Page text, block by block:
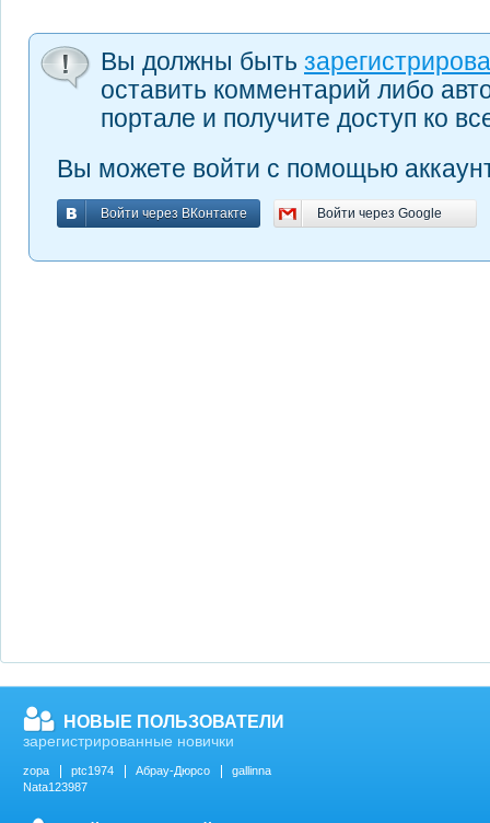
Вы должны быть
оставить комментарий либо
портале и получите доступ ко
Вы можете войти с помощью
Войти через ВКонтакте
Войти через ВКонтакте Войти через Google
Войти через Google
НОВЫЕ ПОЛЬЗОВАТЕЛИ
зарегистрированные новички
zopa ptc1974 Абрау-Дюрсо
gallinna
Nata123987